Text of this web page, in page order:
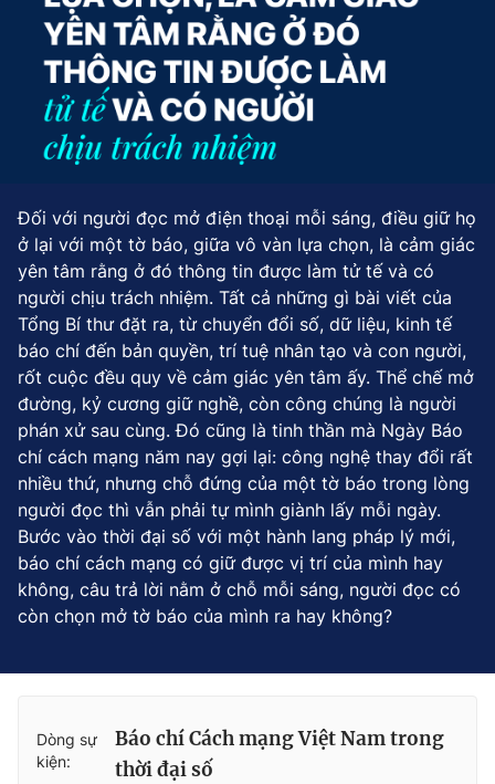
Đối với người đọc mở điện thoại mỗi sáng, điều giữ họ
ở lại với một tờ báo, giữa vô vàn lựa chọn, là cảm giác
yên tâm rằng ở đó thông tin được làm tử tế và có
người chịu trách nhiệm. Tất cả những gì bài viết của
Tổng Bí thư đặt ra, từ chuyển đổi số, dữ liệu, kinh tế
báo chí đến bản quyền, trí tuệ nhân tạo và con người,
rốt cuộc đều quy về cảm giác yên tâm ấy. Thể chế mở
đường, kỷ cương giữ nghề, còn công chúng là người
phán xử sau cùng. Đó cũng là tinh thần mà Ngày Báo
chí cách mạng năm nay gợi lại: công nghệ thay đổi rất
nhiều thứ, nhưng chỗ đứng của một tờ báo trong lòng
người đọc thì vẫn phải tự mình giành lấy mỗi ngày.
Bước vào thời đại số với một hành lang pháp lý mới,
báo chí cách mạng có giữ được vị trí của mình hay
không, câu trả lời nằm ở chỗ mỗi sáng, người đọc có
còn chọn mở tờ báo của mình ra hay không?
Dòng sự
kiện:
Báo chí Cách mạng Việt Nam trong
thời đại số